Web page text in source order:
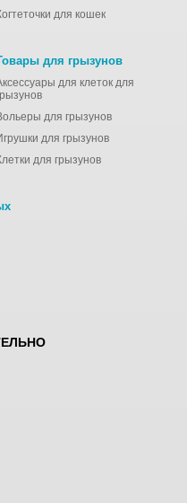
для кошек
для грызунов
для клеток для
для грызунов
для грызунов
для грызунов